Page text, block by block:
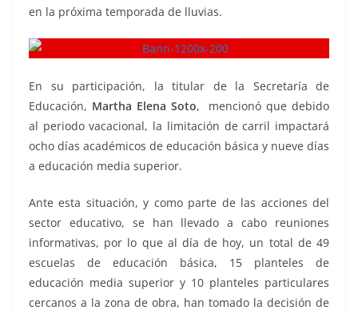
en la próxima temporada de lluvias.
En su participación, la titular de la Secretaría de
Educación, Martha Elena Soto, mencionó que debido
al periodo vacacional, la limitación de carril impactará
ocho días académicos de educación básica y nueve días
a educación media superior.
Ante esta situación, y como parte de las acciones del
sector educativo, se han llevado a cabo reuniones
informativas, por lo que al día de hoy, un total de 49
escuelas de educación básica, 15 planteles de
educación media superior y 10 planteles particulares
cercanos a la zona de obra, han tomado la decisión de